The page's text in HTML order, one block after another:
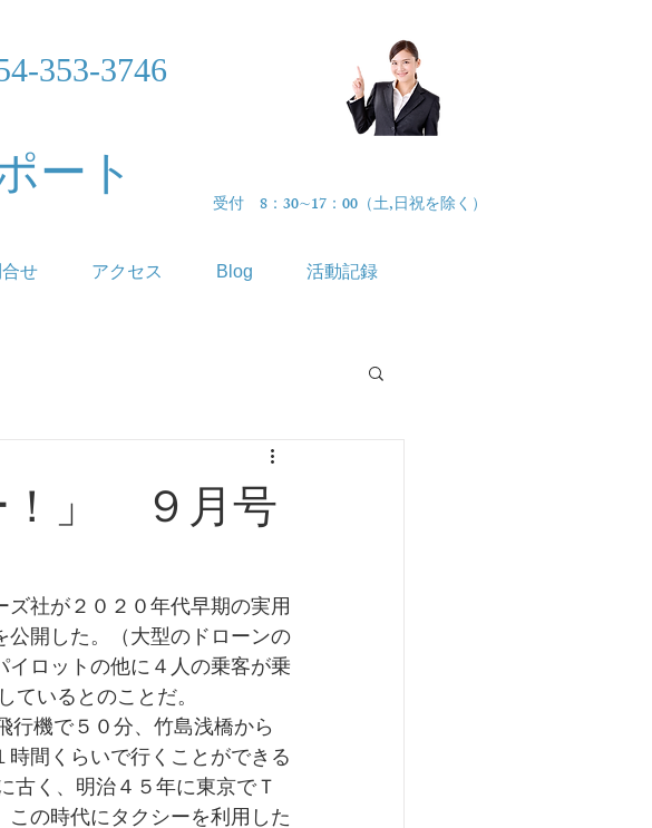
353-3746
ート
受付 8：30∼17：00（土,日祝を除く）
せ アクセス Blog 活動記録
！」 ９月号
社が２０２０年代早期の実用
開した。（大型のドローンの
イロットの他に４人の乗客が乗
ているとのことだ。
行機で５０分、竹島浅橋から
間くらいで行くことができる
古く、明治４５年に東京でＴ
の時代にタクシーを利用した